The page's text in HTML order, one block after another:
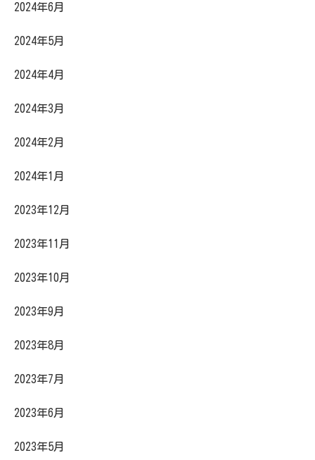
2024年6月
2024年5月
2024年4月
2024年3月
2024年2月
2024年1月
2023年12月
2023年11月
2023年10月
2023年9月
2023年8月
2023年7月
2023年6月
2023年5月